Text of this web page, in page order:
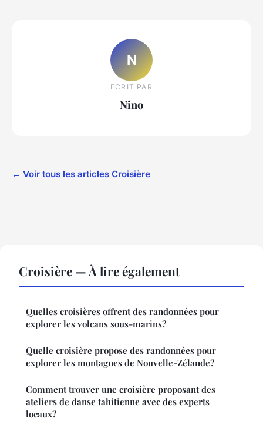
N
ECRIT PAR
Nino
← Voir tous les articles Croisière
Croisière — À lire également
Quelles croisières offrent des randonnées pour
explorer les volcans sous-marins?
Quelle croisière propose des randonnées pour
explorer les montagnes de Nouvelle-Zélande?
Comment trouver une croisière proposant des
ateliers de danse tahitienne avec des experts
locaux?